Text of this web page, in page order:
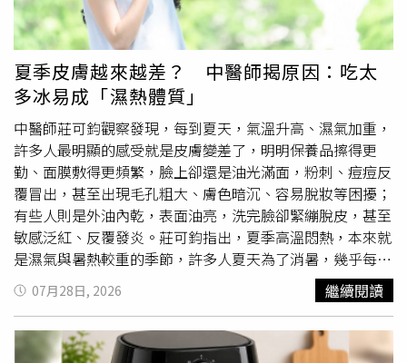
大、孤單、看電視時，都可能想吃東西，雖然嘴巴沒有停下
來，但不代表身體真的需要熱量，「很多時候，我們只是希
望食物帶來片刻的安慰。」劉博仁建議，若想知道自己是
「真的餓」或「假的餓」，可以先詢問自己3個問題，首先
是「要是現在只有一顆水煮蛋，會想吃嗎」，如果心裡的想
法是「只想吃蛋糕」，那可能不是生理性肌餓；其次是「吃
完飯不到兩小時，又想吃東西嗎」；最後則是「喝一杯水、
散步十分鐘後，還是餓嗎」，很多時候經過這樣的思考，那
股「餓」的感覺就會慢慢消失。劉博仁認為，想真正照顧身
體，不只是控制吃多少，更重要的是理解自己為什麼想吃，
有時候可能需要休息、陪伴或是放下壓力，身體其實很誠
實，知道什麼時候需要營養，也知道什麼時候只是心累了，
「下一次，當你又想吃東西時，不妨先停下來問問自己：現
在餓的，是胃還是心？」
夏季皮膚越來越差？ 中醫師揭原因：吃太
多冰易成「濕熱體質」
中醫師莊可鈞觀察發現，每到夏天，氣溫升高、濕氣加重，
許多人最明顯的感受就是皮膚變差了，明明保養品擦得更
勤、面膜敷得更頻繁，臉上卻還是油光滿面，粉刺、痘痘反
覆冒出，甚至出現毛孔粗大、膚色暗沉、容易脫妝等困擾；
有些人則是外油內乾，表面油亮，洗完臉卻緊繃脫皮，甚至
敏感泛紅、反覆發炎。莊可鈞指出，夏季高溫悶熱，本來就
是濕氣與暑熱較重的季節，許多人夏天為了消暑，幾乎每天
一杯手搖飲、過度吃冰，若再加上熬夜、壓力大、長時間待
冷氣房、作息混亂、流汗過多等生活習慣，就容易讓體內濕
熱堆積、氣血耗損、津液不足，進一步反映在臉部出油、痘
痘、粉刺、暗沉、乾燥與敏感等問題上。中醫認為「脾主運
07月28日, 2026 繼續閱讀